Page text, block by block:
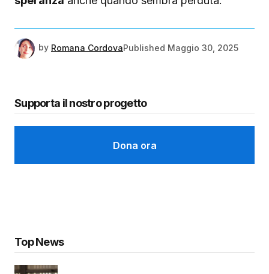
by Romana CordovaPublished Maggio 30, 2025
Supporta il nostro progetto
Dona ora
Top News